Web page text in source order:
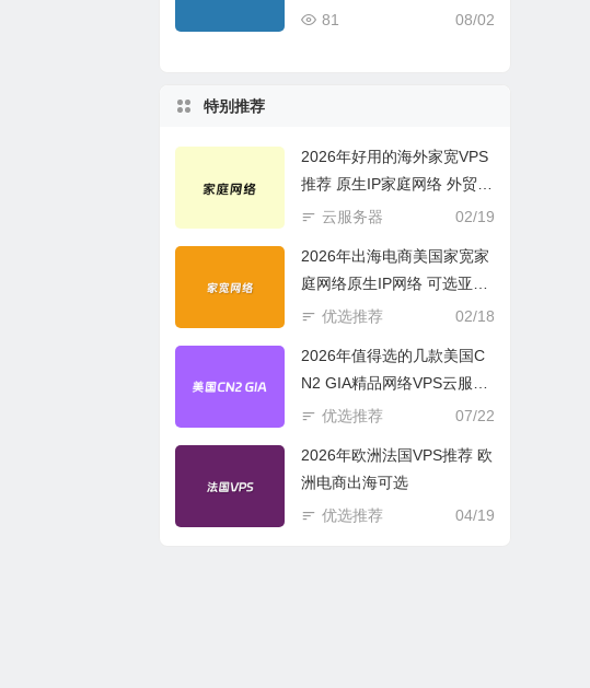
善）
08/02
81
特别推荐
2026年好用的海外家宽VPS
推荐 原生IP家庭网络 外贸电
商必选
02/19
云服务器
2026年出海电商美国家宽家
庭网络原生IP网络 可选亚欧
美云服务器
02/18
优选推荐
2026年值得选的几款美国C
N2 GIA精品网络VPS云服务
器推荐
07/22
优选推荐
2026年欧洲法国VPS推荐 欧
洲电商出海可选
04/19
优选推荐